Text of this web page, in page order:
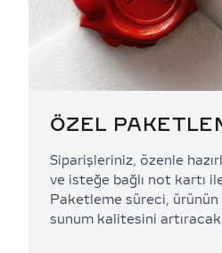
ÖZEL
Siparişleriniz, özenle
ve isteğe bağlı not kartı
Paketleme süreci,
sunum kalitesini artıracak